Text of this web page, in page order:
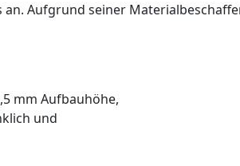
an. Aufgrund seiner
mm Aufbauhöhe,
und